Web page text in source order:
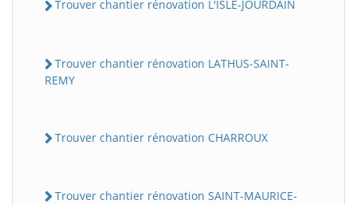
Trouver chantier rénovation L'ISLE-JOURDAIN
Trouver chantier rénovation LATHUS-SAINT-
REMY
Trouver chantier rénovation CHARROUX
Trouver chantier rénovation SAINT-MAURICE-